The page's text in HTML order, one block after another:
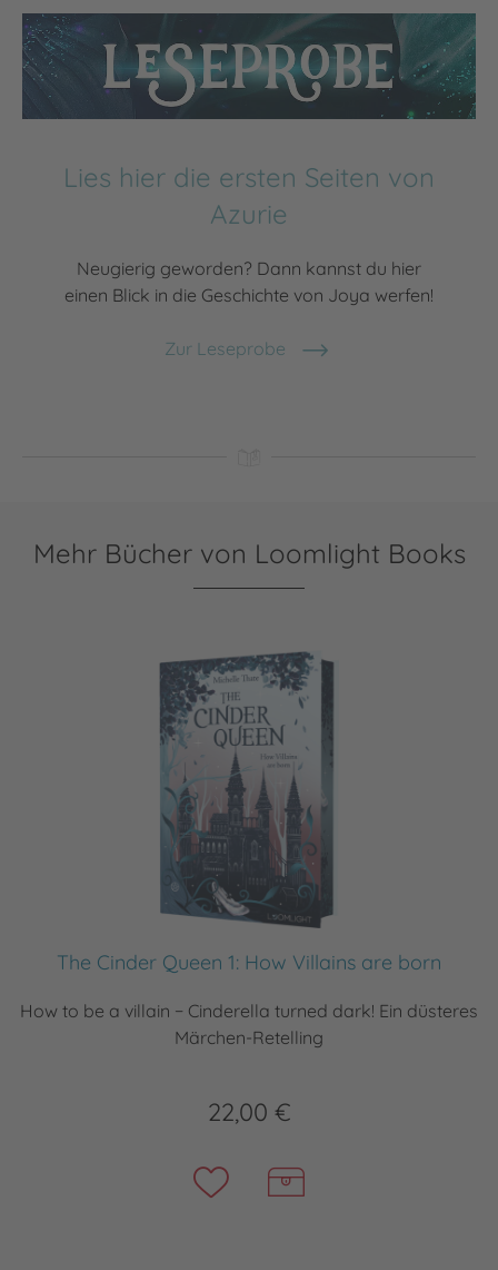
Lies hier die ersten Seiten von
Azurie
Neugierig geworden? Dann kannst du hier
einen Blick in die Geschichte von Joya werfen!
Zur Leseprobe
Mehr Bücher von Loomlight Books
The Cinder Queen 1: How Villains are born
How to be a villain − Cinderella turned dark! Ein düsteres
Märchen-Retelling
22,00 €